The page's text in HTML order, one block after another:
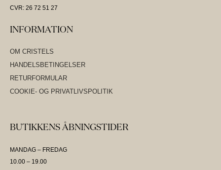
CVR: 26 72 51 27
INFORMATION
OM CRISTELS
HANDELSBETINGELSER
RETURFORMULAR
COOKIE- OG PRIVATLIVSPOLITIK
BUTIKKENS ÅBNINGSTIDER
MANDAG – FREDAG
10.00 – 19.00